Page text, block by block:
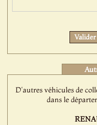
D'autres véhicules de
dans le